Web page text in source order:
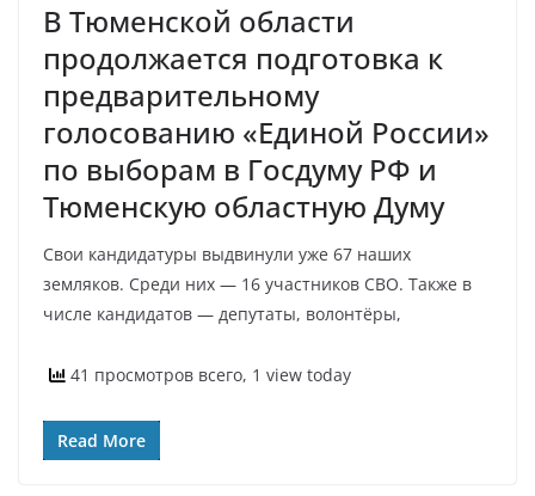
В Тюменской области
продолжается подготовка к
предварительному
голосованию «Единой России»
по выборам в Госдуму РФ и
Тюменскую областную Думу
Свои кандидатуры выдвинули уже 67 наших
земляков. Среди них — 16 участников СВО. Также в
числе кандидатов — депутаты, волонтёры,
41 просмотров всего, 1 view today
Read More